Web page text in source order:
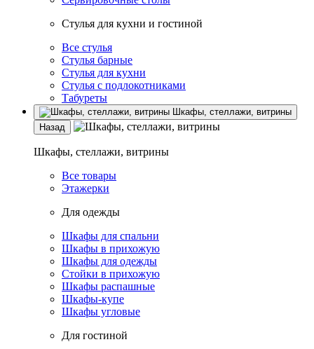
Стулья для кухни и гостиной
Все стулья
Стулья барные
Стулья для кухни
Стулья с подлокотниками
Табуреты
Шкафы, стеллажи, витрины
Назад
Шкафы, стеллажи, витрины
Все товары
Этажерки
Для одежды
Шкафы для спальни
Шкафы в прихожую
Шкафы для одежды
Стойки в прихожую
Шкафы распашные
Шкафы-купе
Шкафы угловые
Для гостиной